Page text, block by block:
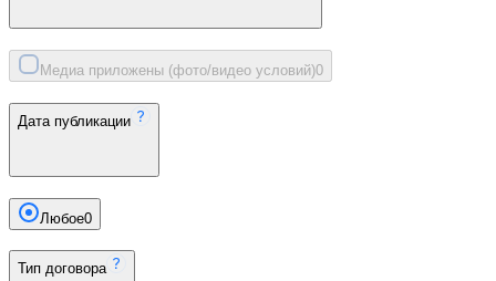
Медиа приложены (фото/видео условий)0
Дата публикации
Любое0
Тип договора